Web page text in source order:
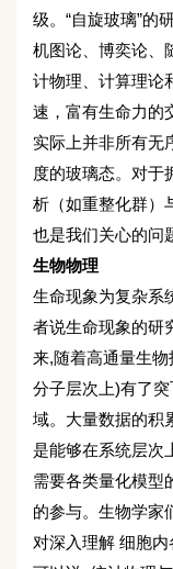
级。“自旋玻璃”的
机图论、博奕论、
计物理、计算理论
速，富有生命力的
实际上并非所有无
度的玻璃态。对于
析（如重整化群）
也是我们关心的问
生物物理
生命现象为复杂系
者说生命现象的研
来,随着高通量生
分子层次上)有了
域。大量数据的积
是能够在系统层次
需要各类量化模型
的参与。生物学家
对深入理解 细胞内